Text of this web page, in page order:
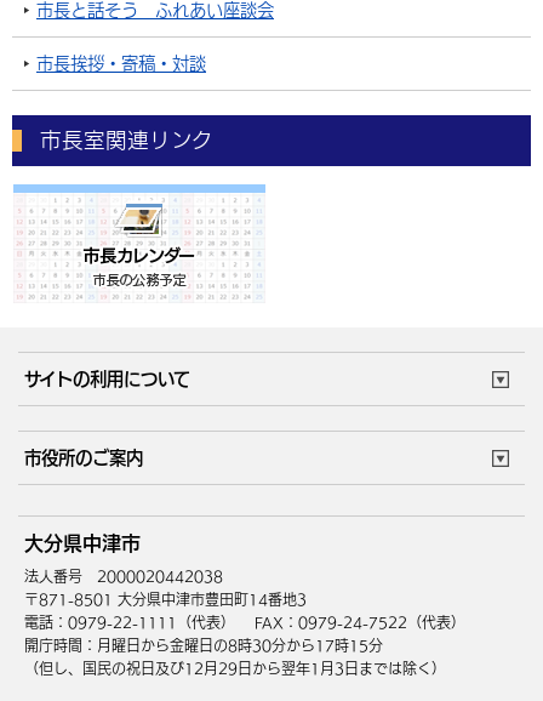
市長と話そう ふれあい座談会
市長挨拶・寄稿・対談
市長室関連リンク
サイトの利用について
サイトマップ
市役所のご案内
庁舎地図 組織案内
中津市へのアクセス
大分県中津市
法人番号 2000020442038
〒871-8501 大分県中津市豊田町14番地3
電話：0979-22-1111（代表）
FAX：0979-24-7522（代表）
開庁時間：月曜日から金曜日の8時30分から17時15分
（但し、国民の祝日及び12月29日から翌年1月3日までは除く）